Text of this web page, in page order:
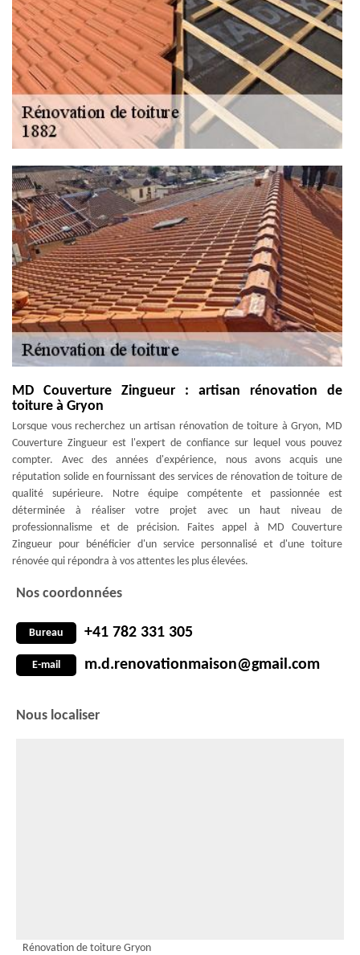
MD Couverture Zingueur : artisan rénovation de
toiture à Gryon
Lorsque vous recherchez un artisan rénovation de toiture à Gryon, MD
Couverture Zingueur est l'expert de confiance sur lequel vous pouvez
compter. Avec des années d'expérience, nous avons acquis une
réputation solide en fournissant des services de rénovation de toiture de
qualité supérieure. Notre équipe compétente et passionnée est
déterminée à réaliser votre projet avec un haut niveau de
professionnalisme et de précision. Faites appel à MD Couverture
Zingueur pour bénéficier d'un service personnalisé et d'une toiture
rénovée qui répondra à vos attentes les plus élevées.
Nos coordonnées
Bureau +41 782 331 305
E-mail m.d.renovationmaison@gmail.com
Nous localiser
Rénovation de toiture Gryon